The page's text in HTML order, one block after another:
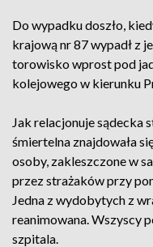
Do wypadku doszło,
krajową nr 87 wypadł z
torowisko wprost pod
kolejowego w kierunku
Jak relacjonuje sądecka
śmiertelna znajdowała
osoby, zakleszczone w
przez strażaków przy
Jedna z wydobytych z
reanimowana. Wszyscy
szpitala.